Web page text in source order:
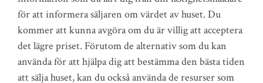
för att informera säljaren om värdet av huset. Du
kommer att kunna avgöra om du är villig att acceptera
det lägre priset. Förutom de alternativ som du kan
använda för att hjälpa dig att bestämma den bästa tiden
att sälja huset, kan du också använda de resurser som